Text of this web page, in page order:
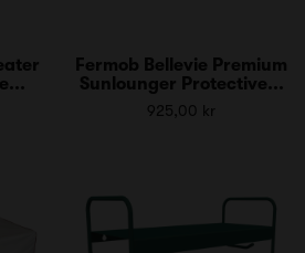
Fermob Bellevie Premium
Sunlounger Protective...
925,00 kr